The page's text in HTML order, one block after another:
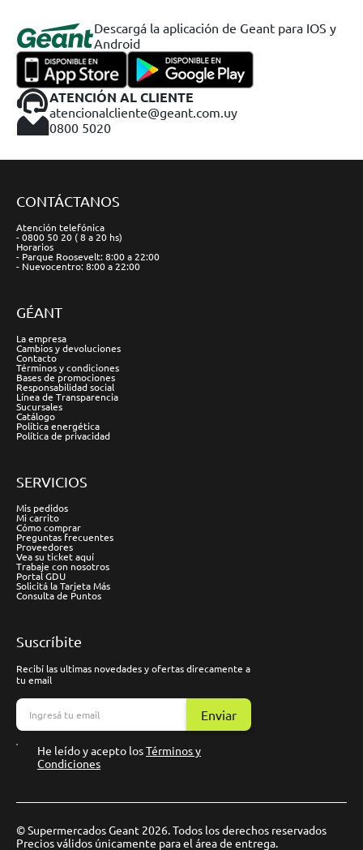
Descargá la aplicación de Geant para IOS y
Android
ATENCIÓN AL CLIENTE
atencionalcliente@geant.com.uy
0800 5020
CONTÁCTANOS
Atención telefónica
- 0800 50 20 ( 8 a 20 hs)
Horarios
- Parque Roosevelt: 8:00 a 22:00
- Nuevocentro: 8:00 a 22:00
GÉANT
La empresa
Cambios y devoluciones
Contacto
Términos y condiciones
Bases de promociones
Responsabilidad social
Línea de Transparencia
Sucursales
Catálogo
Política energética
Política de privacidad
SERVICIOS
Mis pedidos
Mi carrito
Cómo comprar
Preguntas frecuentes
Proveedores
Vea su ticket aquí
Trabaje con nosotros
Portal GDU
Solicitá la Tarjeta Más
Consulta de Puntos
Suscríbite
Recibí las ultimas novedades y ofertas direcamente a
tu email
Enviar
He leído y acepto losTérminos y
Condiciones
© Supermercados Geant 2026. Todos los derechos reservados
Precios válidos únicamente para el área de entrega.